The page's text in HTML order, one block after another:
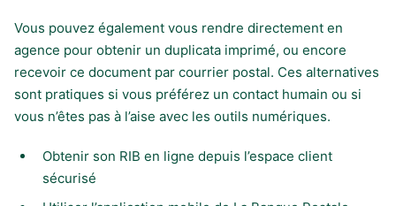
Vous pouvez également vous rendre directement en
agence pour obtenir un duplicata imprimé, ou encore
recevoir ce document par courrier postal. Ces alternatives
sont pratiques si vous préférez un contact humain ou si
vous n’êtes pas à l’aise avec les outils numériques.
Obtenir son RIB en ligne depuis l’espace client
sécurisé